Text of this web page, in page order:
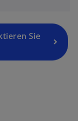
Sie
n
e